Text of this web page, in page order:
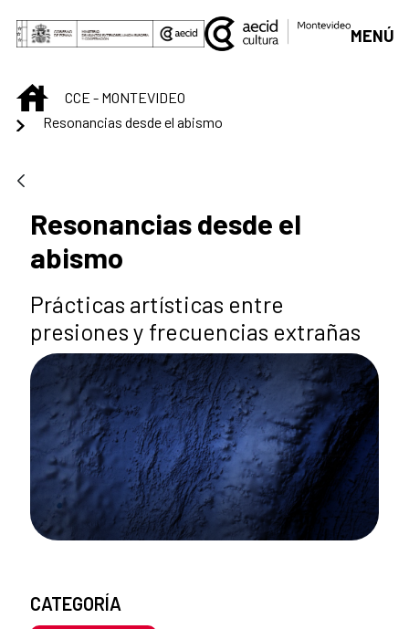
Saltar al contenido principal
MENÚ
INICIOCCE - MONTEVIDEO
Resonancias desde el abismo
Resonancias desde el
abismo
Prácticas artísticas entre
presiones y frecuencias extrañas
CATEGORÍA